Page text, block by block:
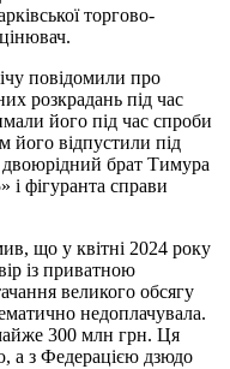
торгово-
повідомили про
розкрадань під час
його під час спроби
його відпустили під
брат Тимура
і фігуранта справи
що у квітні 2024 року
із приватною
великого обсягу
недоплачувала.
300 млн грн. Ця
а з Федерацією дзюдо